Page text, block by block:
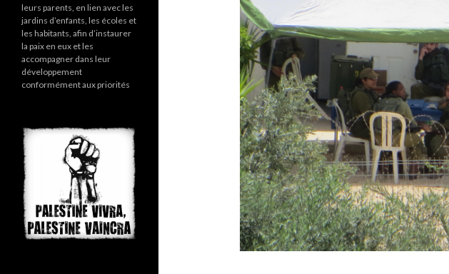
leurs parents, en lien avec les
jardins d’enfants, les écoles et
les habitants, afin d’instaurer
la paix en eux et les
accompagner dans leur
développement
conformément aux priorités